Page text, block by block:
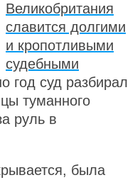
Великобритания
славится долгими
и кропотливыми
судебными
год суд разбирал
туманного
руль в
была